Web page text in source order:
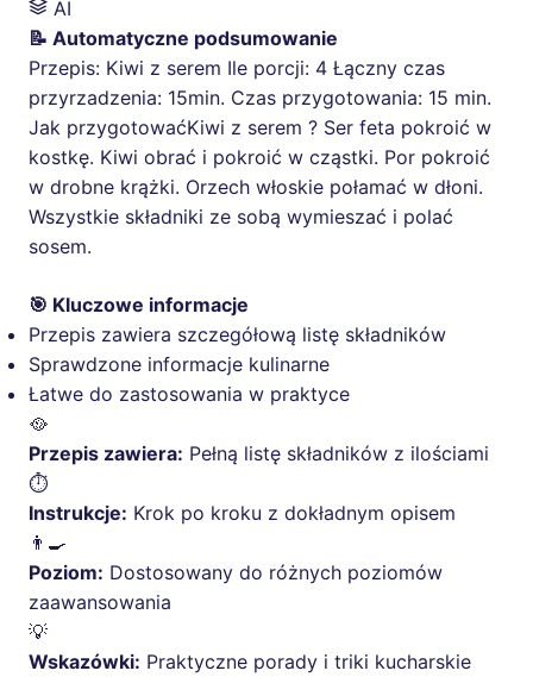
AI
📝 Automatyczne podsumowanie
Przepis: Kiwi z serem Ile porcji: 4 Łączny czas
przyrzadzenia: 15min. Czas przygotowania: 15 min.
Jak przygotowaćKiwi z serem ? Ser feta pokroić w
kostkę. Kiwi obrać i pokroić w cząstki. Por pokroić
w drobne krążki. Orzech włoskie połamać w dłoni.
Wszystkie składniki ze sobą wymieszać i polać
sosem.
🎯 Kluczowe informacje
Przepis zawiera szczegółową listę składników
Sprawdzone informacje kulinarne
Łatwe do zastosowania w praktyce
🥘
Przepis zawiera: Pełną listę składników z ilościami
⏱️
Instrukcje: Krok po kroku z dokładnym opisem
👨‍🍳
Poziom: Dostosowany do różnych poziomów
zaawansowania
💡
Wskazówki: Praktyczne porady i triki kucharskie